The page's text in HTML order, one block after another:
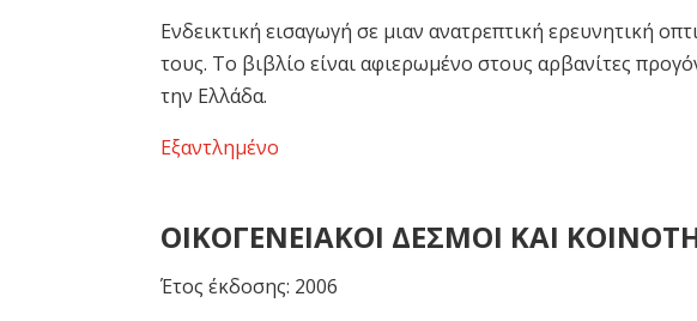
Ενδεικτική εισαγωγή σε μιαν ανατρεπτική ερευνητική
τους. Το βιβλίο είναι αφιερωμένο στους αρβανίτες
την Ελλάδα.
Εξαντλημένο
ΟΙΚΟΓΕΝΕΙΑΚΟΙ ΔΕΣΜΟΙ ΚΑΙ
Έτος έκδοσης: 2006